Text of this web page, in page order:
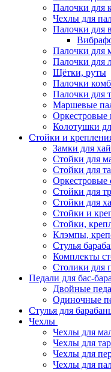
Палочки для
Чехлы для
Палочки для
Палочки для
Палочки для
Щётки, руты
Палочки
Палочки для
Маршевые
Оркестровые
Колотушки
Стойки и
Замки для
Стойки для
Стойки для
Оркестровые
Стойки для
Стойки для
Стойки и
Стойки,
Клэмпы,
Стулья
Комплекты
Столики для
Педали для бас-
Двойные
Одиночные
Стулья для
Чехлы
Чехлы для
Чехлы для
Чехлы для
Чехлы для